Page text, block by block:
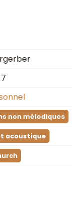
non mélodiques
acoustique